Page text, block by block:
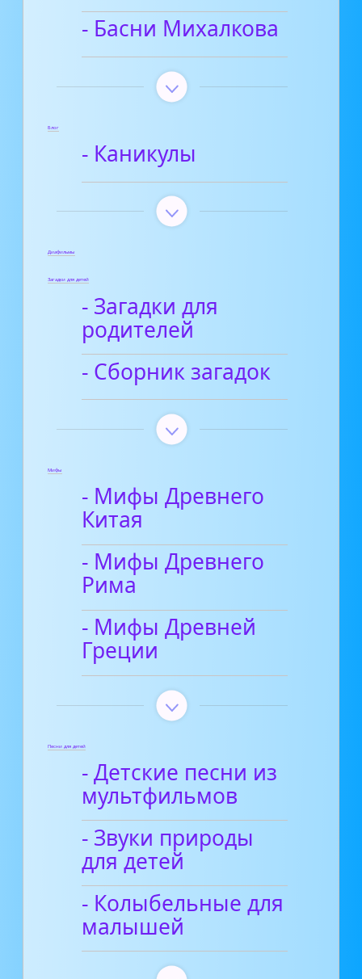
- Басни Михалкова
Блог
- Каникулы
Диафильмы
Загадки для детей
- Загадки для
родителей
- Сборник загадок
Мифы
- Мифы Древнего
Китая
- Мифы Древнего
Рима
- Мифы Древней
Греции
Песни для детей
- Детские песни из
мультфильмов
- Звуки природы
для детей
- Колыбельные для
малышей